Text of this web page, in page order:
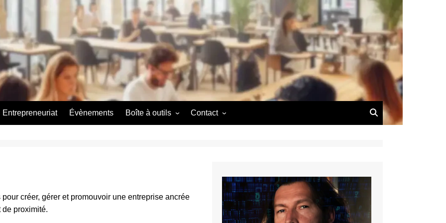
Entrepreneuriat Évènements Boîte à outils Contact
créer, gérer et promouvoir une entreprise ancrée
proximité.